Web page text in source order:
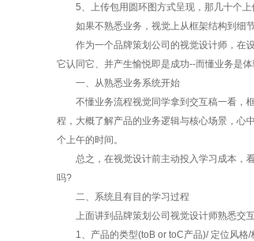
5、上传包用圆环图方式呈现，那几十个上
如果不熟悉业务，视觉上从框架结构到细节
作为一个品牌策划公司的视觉设计师，在设
它认同它、并产生愉悦即是成功--而懂业务是
一、从熟悉业务系统开始
不懂业务流程视觉同学拿到交互稿一看，框
程，大概了解产品的业务逻辑与核心场景，心
个上午的时间。
总之，在视觉设计前主动投入学习成本，看
吗?
二、系统且有目的学习过程
上面讲到品牌策划公司视觉设计师熟悉交互
1、产品的类型(toB or toC产品)/ 定位风格/